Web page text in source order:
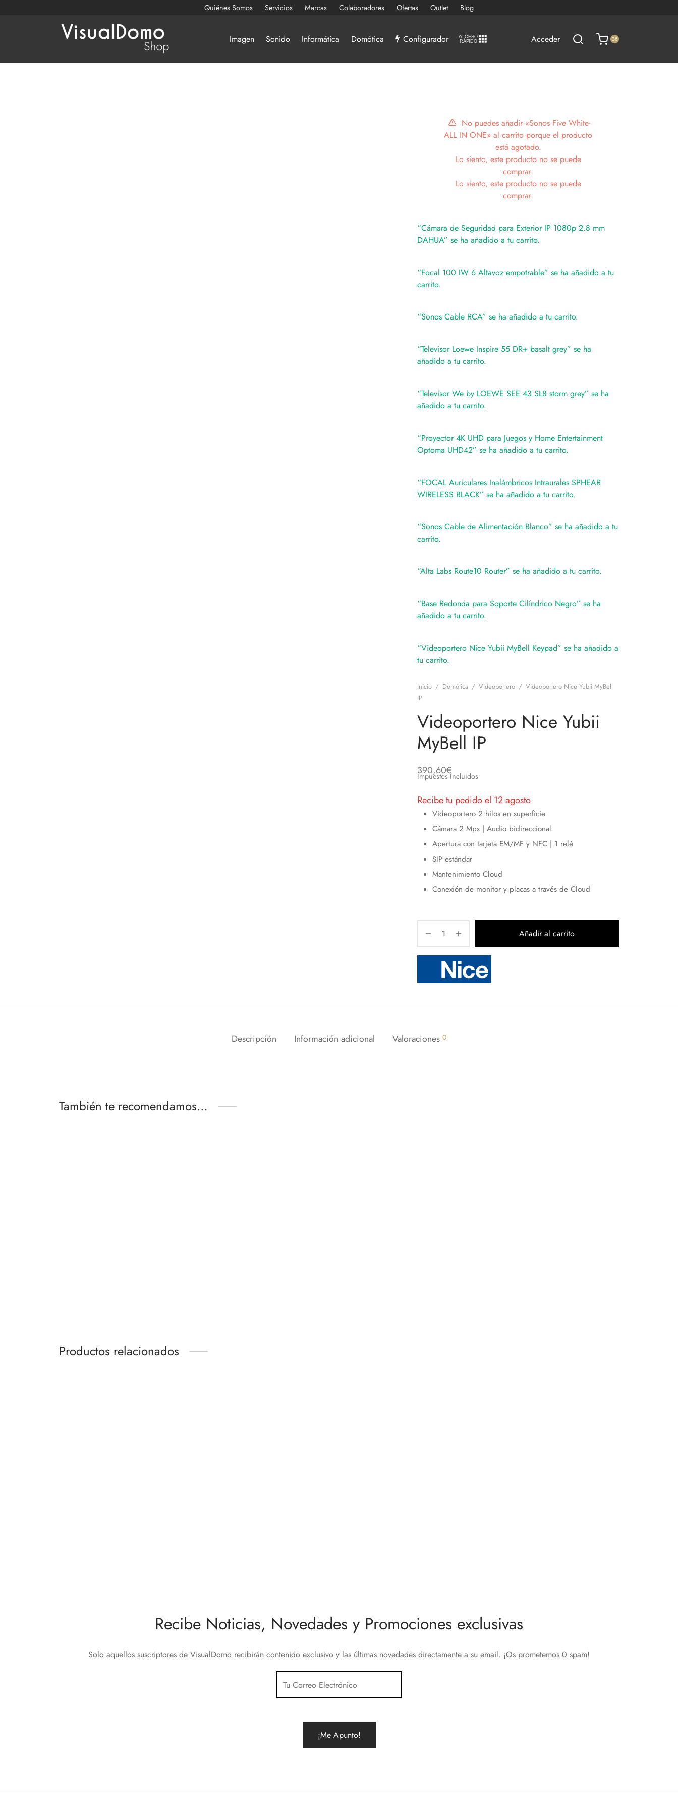
Quiénes Somos Servicios Marcas Colaboradores Ofertas Outlet Blog
Imagen Sonido Informática Domótica Configurador ACCESO
RÁPIDO Acceder 36
No puedes añadir «Sonos Five White-
ALL IN ONE» al carrito porque el producto
está agotado.
Lo siento, este producto no se puede
comprar.
Lo siento, este producto no se puede
comprar.
“Cámara de Seguridad para Exterior IP 1080p 2.8 mm
DAHUA” se ha añadido a tu carrito.
“Focal 100 IW 6 Altavoz empotrable” se ha añadido a tu
carrito.
“Sonos Cable RCA” se ha añadido a tu carrito.
“Televisor Loewe Inspire 55 DR+ basalt grey” se ha
añadido a tu carrito.
“Televisor We by LOEWE SEE 43 SL8 storm grey” se ha
añadido a tu carrito.
“Proyector 4K UHD para Juegos y Home Entertainment
Optoma UHD42” se ha añadido a tu carrito.
“FOCAL Auriculares Inalámbricos Intraurales SPHEAR
WIRELESS BLACK” se ha añadido a tu carrito.
“Sonos Cable de Alimentación Blanco” se ha añadido a tu
carrito.
“Alta Labs Route10 Router” se ha añadido a tu carrito.
“Base Redonda para Soporte Cilíndrico Negro” se ha
añadido a tu carrito.
“Videoportero Nice Yubii MyBell Keypad” se ha añadido a
tu carrito.
Inicio / Domótica / Videoportero / Videoportero Nice Yubii MyBell
IP
Videoportero Nice Yubii
MyBell IP
390,60€
Impuestos Incluidos
Recibe tu pedido el 12 agosto
Videoportero 2 hilos en superficie
Cámara 2 Mpx | Audio bidireccional
Apertura con tarjeta EM/MF y NFC | 1 relé
SIP estándar
Mantenimiento Cloud
Conexión de monitor y placas a través de Cloud
Añadir al carrito
Descripción Información adicional Valoraciones 0
También te recomendamos…
Productos relacionados
Recibe Noticias, Novedades y Promociones exclusivas
Solo aquellos suscriptores de VisualDomo recibirán contenido exclusivo y las últimas novedades directamente a su email. ¡Os prometemos 0 spam!